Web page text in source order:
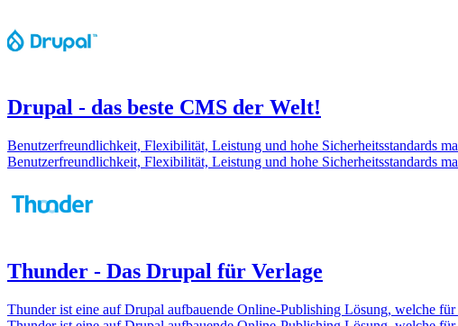
Drupal - das beste CMS der Welt!
Benutzerfreundlichkeit, Flexibilität, Leistung und hohe Sicherheitsstandards
Benutzerfreundlichkeit, Flexibilität, Leistung und hohe Sicherheitsstandards
Thunder - Das Drupal für Verlage
Thunder ist eine auf Drupal aufbauende Online-Publishing Lösung, welche